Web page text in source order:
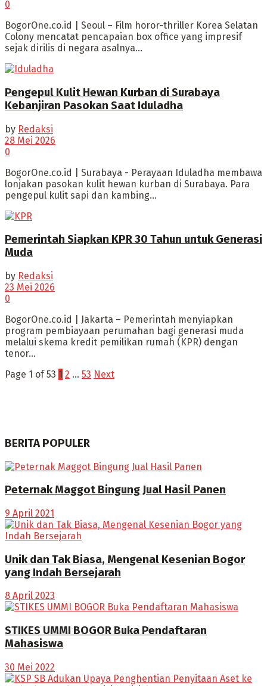
0
BogorOne.co.id | Seoul – Film horor-thriller Korea Selatan
Colony mencatat pencapaian box office yang impresif
sejak dirilis di negara asalnya...
Pengepul Kulit Hewan Kurban di Surabaya
Kebanjiran Pasokan Saat Iduladha
by Redaksi
28 Mei 2026
0
‎BogorOne.co.id | Surabaya - Perayaan Iduladha membawa
lonjakan pasokan kulit hewan kurban di Surabaya. Para
pengepul kulit sapi dan kambing...
Pemerintah Siapkan KPR 30 Tahun untuk Generasi
Muda
by Redaksi
23 Mei 2026
0
BogorOne.co.id | Jakarta – Pemerintah menyiapkan
program pembiayaan perumahan bagi generasi muda
melalui skema kredit pemilikan rumah (KPR) dengan
tenor...
Page 1 of 53 1 2 … 53 Next
BERITA POPULER
Peternak Maggot Bingung Jual Hasil Panen
9 April 2021
Unik dan Tak Biasa, Mengenal Kesenian Bogor
yang Indah Bersejarah
8 April 2023
STIKES UMMI BOGOR Buka Pendaftaran
Mahasiswa
30 Mei 2022